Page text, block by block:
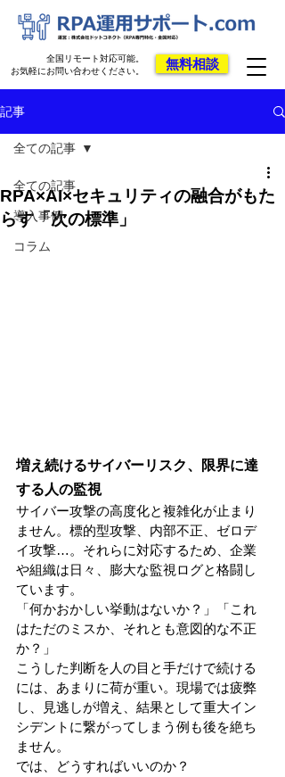
無料相談
全国リモート対応可能。
お気軽にお問い合わせください。
記事
全ての記事
導入事例
コラム
全ての記事
RPA×AI×セキュリティの融合がもた
らす「次の標準」
増え続けるサイバーリスク、限界に達
する人の監視
サイバー攻撃の高度化と複雑化が止まり
ません。標的型攻撃、内部不正、ゼロデ
イ攻撃…。それらに対応するため、企業
や組織は日々、膨大な監視ログと格闘し
ています。
「何かおかしい挙動はないか？」「これ
はただのミスか、それとも意図的な不正
か？」
こうした判断を人の目と手だけで続ける
には、あまりに荷が重い。現場では疲弊
し、見逃しが増え、結果として重大イン
シデントに繋がってしまう例も後を絶ち
ません。
では、どうすればいいのか？